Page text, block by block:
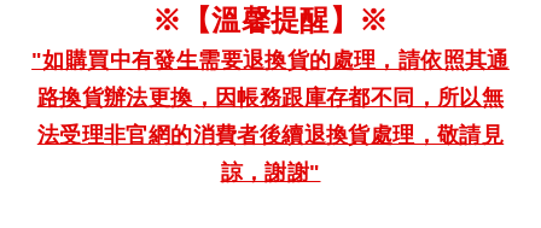
※【溫馨提醒】 ※
"如購買中有發生需要退換貨的處理，請依照其通
路換貨辦法更換，因帳務跟庫存都不同，所以無
法受理非官網的消費者後續退換貨處理，敬請見
諒，謝謝"